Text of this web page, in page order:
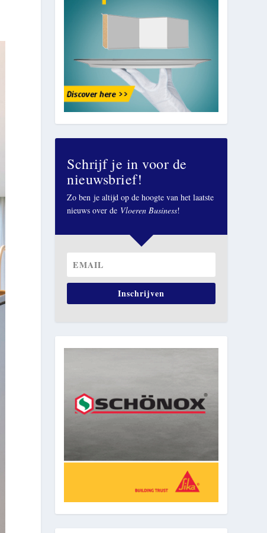
Schrijf je in voor de
nieuwsbrief!
Zo ben je altijd op de hoogte van het laatste
nieuws over de Vloeren Business!
Inschrijven